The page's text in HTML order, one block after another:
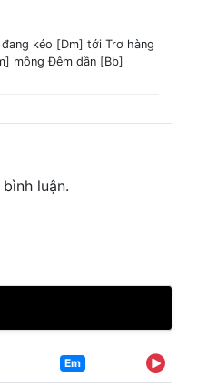
kéo [Dm] tới Trơ hàng
mông Đêm dần [Bb]
luận.
Em